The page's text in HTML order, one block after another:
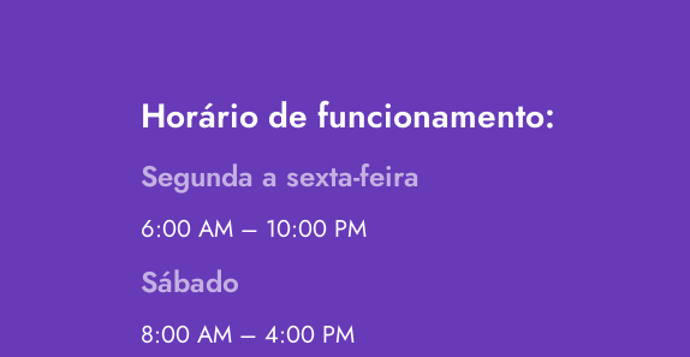
Horário de funcionamento:
Segunda a sexta-feira
6:00 AM – 10:00 PM
Sábado
8:00 AM – 4:00 PM